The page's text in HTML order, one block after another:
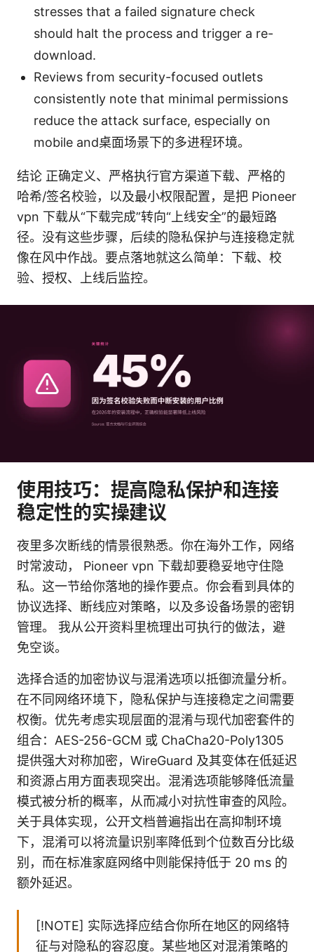
stresses that a failed signature check
should halt the process and trigger a re-
download.
Reviews from security-focused outlets
consistently note that minimal permissions
reduce the attack surface, especially on
mobile and桌面场景下的多进程环境。
结论 正确定义、严格执行官方渠道下载、严格的
哈希/签名校验，以及最小权限配置，是把 Pioneer
vpn 下载从“下载完成”转向“上线安全”的最短路
径。没有这些步骤，后续的隐私保护与连接稳定就
像在风中作战。要点落地就这么简单：下载、校
验、授权、上线后监控。
使用技巧：提高隐私保护和连接
稳定性的实操建议
夜里多次断线的情景很熟悉。你在海外工作，网络
时常波动， Pioneer vpn 下载却要稳妥地守住隐
私。这一节给你落地的操作要点。你会看到具体的
协议选择、断线应对策略，以及多设备场景的密钥
管理。 我从公开资料里梳理出可执行的做法，避
免空谈。
选择合适的加密协议与混淆选项以抵御流量分析。
在不同网络环境下，隐私保护与连接稳定之间需要
权衡。优先考虑实现层面的混淆与现代加密套件的
组合：AES-256-GCM 或 ChaCha20-Poly1305
提供强大对称加密，WireGuard 及其变体在低延迟
和资源占用方面表现突出。混淆选项能够降低流量
模式被分析的概率，从而减小对抗性审查的风险。
关于具体实现，公开文档普遍指出在高抑制环境
下，混淆可以将流量识别率降低到个位数百分比级
别，而在标准家庭网络中则能保持低于 20 ms 的
额外延迟。
[!NOTE] 实际选择应结合你所在地区的网络特
征与对隐私的容忍度。某些地区对混淆策略的